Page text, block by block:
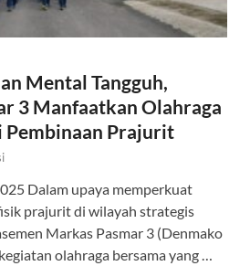
Mental Tangguh,
3 Manfaatkan Olahraga
Pembinaan Prajurit
Dalam upaya memperkuat
prajurit di wilayah strategis
Markas Pasmar 3 (Denmako
olahraga bersama yang …